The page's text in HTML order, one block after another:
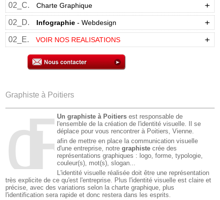
02_C. Charte Graphique
02_D. Infographie - Webdesign
02_E. VOIR NOS REALISATIONS
Graphiste à Poitiers
gRaphisme à
Un graphiste à Poitiers est responsable de
l'ensemble de la création de l'identité visuelle. Il se
déplace pour vous rencontrer à Poitiers, Vienne.
afin de mettre en place la communication visuelle
d'une entreprise, notregraphiste crée des
représentations graphiques : logo, forme, typologie,
couleur(s), mot(s), slogan...
L'identité visuelle réalisée doit être une représentation
très explicite de ce qu'est l'entreprise. Plus l'identité visuelle est claire et
précise, avec des variations selon la charte graphique, plus
l'identification sera rapide et donc restera dans les esprits.